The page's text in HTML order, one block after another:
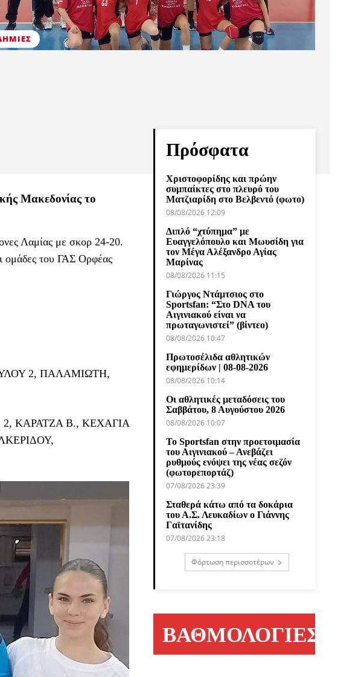
Μακεδονίας το
Λαμίας με σκορ 24-20.
ομάδες του ΓΑΣ Ορφέας
2, ΠΑΛΑΜΙΩΤΗ,
ΚΑΡΑΤΖΑ Β., ΚΕΧΑΓΙΑ
Πρόσφατα
Χριστοφορίδης και πρώην
συμπαίκτες στο πλευρό του
Ματζιαρίδη στο Βελβεντό (φωτο)
08/08/2026 12:09
Διπλό “χτύπημα” με
Ευαγγελόπουλο και Μωυσίδη για
τον Μέγα Αλέξανδρο Αγίας
Μαρίνας
08/08/2026 11:15
Γιώργος Ντάμτσιος στο
Sportsfan: “Στο DNA του
Αιγινιακού είναι να
πρωταγωνιστεί” (βίντεο)
08/08/2026 10:47
Πρωτοσέλιδα αθλητικών
εφημερίδων | 08-08-2026
08/08/2026 10:14
Οι αθλητικές μεταδόσεις του
Σαββάτου, 8 Αυγούστου 2026
08/08/2026 10:07
Το Sportsfan στην προετοιμασία
του Αιγινιακού – Ανεβάζει
ρυθμούς ενόψει της νέας σεζόν
(φωτορεπορτάζ)
07/08/2026 23:39
Σταθερά κάτω από τα δοκάρια
του Α.Σ. Λευκαδίων ο Γιάννης
Γαϊτανίδης
07/08/2026 23:18
Φόρτωση περισσοτέρων
ΒΑΘΜΟΛΟΓΙΕΣ